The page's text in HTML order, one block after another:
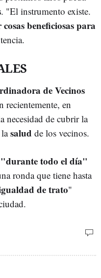
. "El instrumento existe.
beneficiosas para
de Vecinos
recientemente, en
necesidad de cubrir la
salud de los vecinos.
"durante todo el día"
ronda que tiene hasta
de trato"